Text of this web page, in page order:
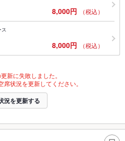
8,000円 （税込）
ス
8,000円 （税込）
新に失敗しました。
状況を更新してください。
況を更新する